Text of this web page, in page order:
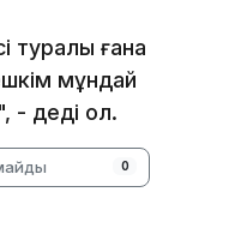
туралы ғана
мұндай
- деді ол.
0